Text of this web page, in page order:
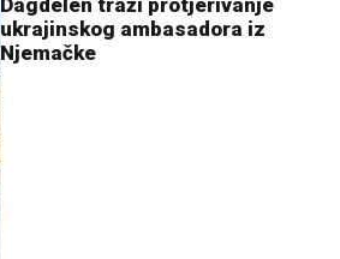
ukrajinskog ambasadora iz
Njemačke